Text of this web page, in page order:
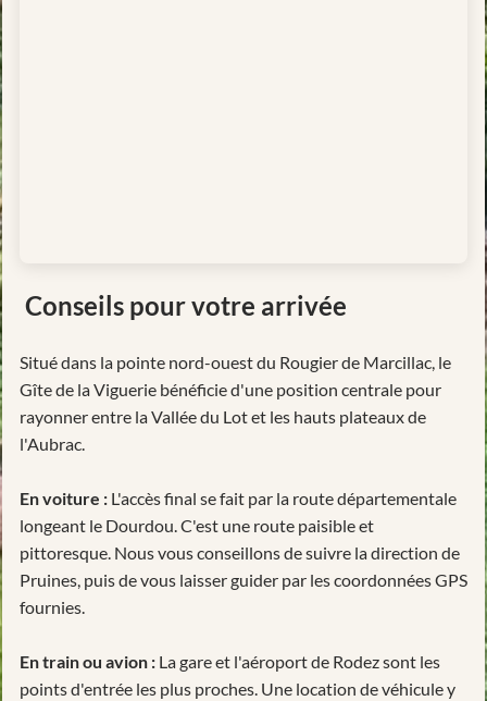
Conseils pour votre arrivée
Situé dans la pointe nord-ouest du Rougier de Marcillac, le
Gîte de la Viguerie bénéficie d'une position centrale pour
rayonner entre la Vallée du Lot et les hauts plateaux de
l'Aubrac.
En voiture :L'accès final se fait par la route départementale
longeant le Dourdou. C'est une route paisible et
pittoresque. Nous vous conseillons de suivre la direction de
Pruines, puis de vous laisser guider par les coordonnées GPS
fournies.
En train ou avion :La gare et l'aéroport de Rodez sont les
points d'entrée les plus proches. Une location de véhicule y